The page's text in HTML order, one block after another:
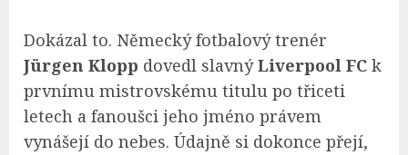
Dokázal to. Německý fotbalový trenér
Jürgen Klopp dovedl slavnýLiverpool FC k
prvnímu mistrovskému titulu po třiceti
letech a fanoušci jeho jméno právem
vynášejí do nebes. Údajně si dokonce přejí,